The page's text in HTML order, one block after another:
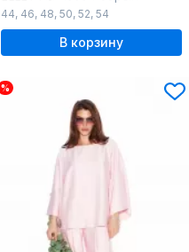
44, 46, 48, 50, 52, 54
В корзину
%